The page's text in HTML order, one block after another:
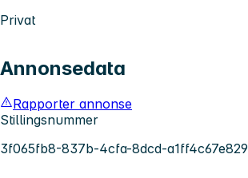
Privat
Annonsedata
Rapporter annonse
Stillingsnummer
3f065fb8-837b-4cfa-8dcd-a1ff4c67e829